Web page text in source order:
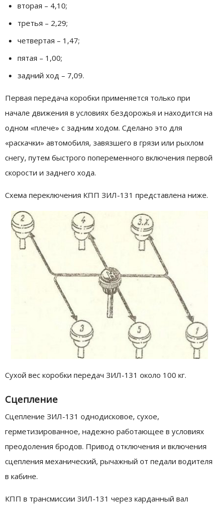
вторая – 4,10;
третья – 2,29;
четвертая – 1,47;
пятая – 1,00;
задний ход – 7,09.
Первая передача коробки применяется только при
начале движения в условиях бездорожья и находится на
одном «плече» с задним ходом. Сделано это для
«раскачки» автомобиля, завязшего в грязи или рыхлом
снегу, путем быстрого попеременного включения первой
скорости и заднего хода.
Схема переключения КПП ЗИЛ-131 представлена ниже.
Сухой вес коробки передач ЗИЛ-131 около 100 кг.
Сцепление
Сцепление ЗИЛ-131 однодисковое, сухое,
герметизированное, надежно работающее в условиях
преодоления бродов. Привод отключения и включения
сцепления механический, рычажный от педали водителя
в кабине.
КПП в трансмиссии ЗИЛ-131 через карданный вал